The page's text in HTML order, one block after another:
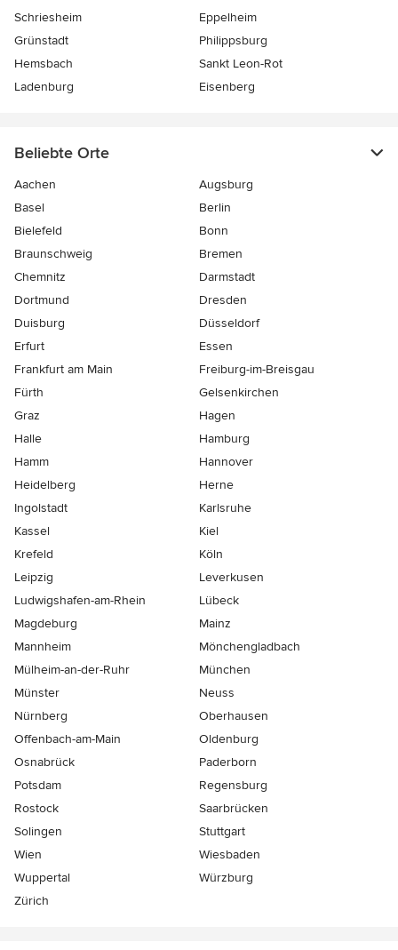
Schriesheim
Eppelheim
Grünstadt
Philippsburg
Hemsbach
Sankt Leon-Rot
Ladenburg
Eisenberg
Beliebte Orte
Aachen
Augsburg
Basel
Berlin
Bielefeld
Bonn
Braunschweig
Bremen
Chemnitz
Darmstadt
Dortmund
Dresden
Duisburg
Düsseldorf
Erfurt
Essen
Frankfurt am Main
Freiburg-im-Breisgau
Fürth
Gelsenkirchen
Graz
Hagen
Halle
Hamburg
Hamm
Hannover
Heidelberg
Herne
Ingolstadt
Karlsruhe
Kassel
Kiel
Krefeld
Köln
Leipzig
Leverkusen
Ludwigshafen-am-Rhein
Lübeck
Magdeburg
Mainz
Mannheim
Mönchen­gladbach
Mülheim-an-der-Ruhr
München
Münster
Neuss
Nürnberg
Oberhausen
Offenbach-am-Main
Oldenburg
Osnabrück
Paderborn
Potsdam
Regensburg
Rostock
Saarbrücken
Solingen
Stuttgart
Wien
Wiesbaden
Wuppertal
Würzburg
Zürich